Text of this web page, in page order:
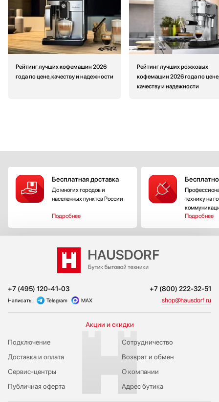
Рейтинг лучших кофемашин 2026
года по цене, качеству и надежности
Рейтинг лучших рожковых
кофемашин 2026 года по цене,
качеству и надежности
Бесплатная доставка
До многих городов и
населенных пунктов России
Подробнее
технику на
Подробнее
+7 (495) 120-41-03 +7 (800) 222-32-51
Написать: Telegram MAX shop@hausdorf.ru
Акции и скидки
Подключение
Публичная оферта
Сервис-центры
Доставка и оплата
Сотрудничество
Возврат и обмен
О компании
Адрес бутика